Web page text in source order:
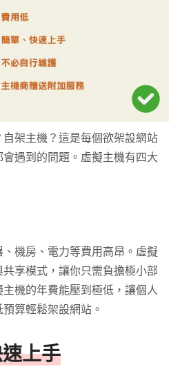
架主機？這是每個欲架設網站
遇到的問題。虛擬主機有四大
機房、電力等費用高昂。虛擬
享模式，讓你只需負擔極小部
機的年費能壓到極低，讓個人
算輕鬆架設網站。
上手